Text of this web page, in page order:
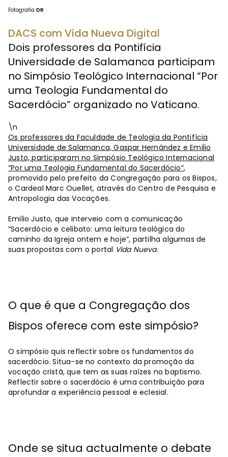
Fotografia DR
DACS com Vida Nueva Digital
Dois professores da Pontifícia
Universidade de Salamanca participam
no Simpósio Teológico Internacional “Por
uma Teologia Fundamental do
Sacerdócio” organizado no Vaticano.
\n
Os professores da Faculdade de Teologia da Pontifícia
Universidade de Salamanca, Gaspar Hernández e Emilio
Justo, participaram no Simpósio Teológico Internacional
“Por uma Teologia Fundamental do Sacerdócio”,
promovido pelo prefeito da Congregação para os Bispos,
o Cardeal Marc Ouellet, através do Centro de Pesquisa e
Antropologia das Vocações.
Emilio Justo, que interveio com a comunicação
“Sacerdócio e celibato: uma leitura teológica do
caminho da Igreja ontem e hoje”, partilha algumas de
suas propostas com o portal Vida Nueva.
O que é que a Congregação dos
Bispos oferece com este simpósio?
O simpósio quis reflectir sobre os fundamentos do
sacerdócio. Situa-se no contexto da promoção da
vocação cristã, que tem as suas raízes no baptismo.
Reflectir sobre o sacerdócio é uma contribuição para
aprofundar a experiência pessoal e eclesial.
Onde se situa actualmente o debate